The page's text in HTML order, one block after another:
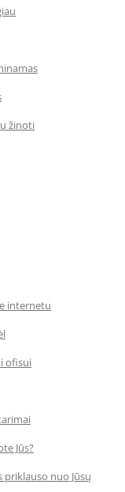
žinoti
internetu
ofisui
Jūs?
nuo Jūsų